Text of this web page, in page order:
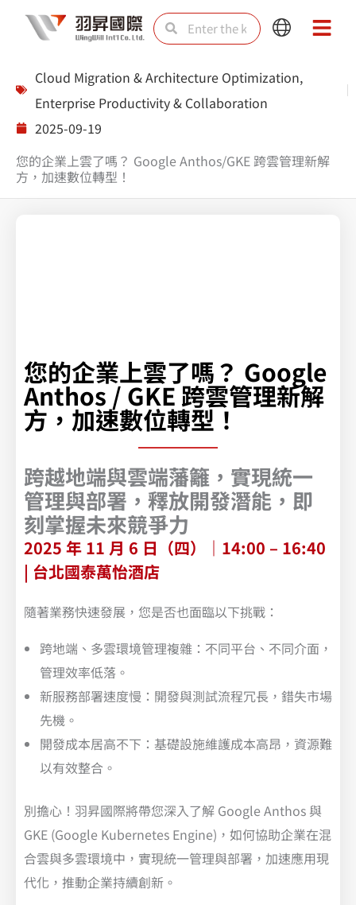
SearchSearch
Main
Main
Cloud Migration & Architecture Optimization,
Enterprise Productivity & Collaboration
2025-09-19
您的企業上雲了嗎？ Google Anthos/GKE 跨雲管理新解
方，加速數位轉型！
您的企業上雲了嗎？ Google
Anthos / GKE 跨雲管理新解
方，加速數位轉型！
跨越地端與雲端藩籬，實現統一
管理與部署，釋放開發潛能，即
刻掌握未來競爭力
2025 年 11 月 6 日（四）｜14:00 – 16:40
| 台北國泰萬怡酒店
隨著業務快速發展，您是否也面臨以下挑戰：
跨地端、多雲環境管理複雜：不同平台、不同介面，
管理效率低落。
新服務部署速度慢：開發與測試流程冗長，錯失市場
先機。
開發成本居高不下：基礎設施維護成本高昂，資源難
以有效整合。
別擔心！羽昇國際將帶您深入了解 Google Anthos 與
GKE (Google Kubernetes Engine)，如何協助企業在混
合雲與多雲環境中，實現統一管理與部署，加速應用現
代化，推動企業持續創新。